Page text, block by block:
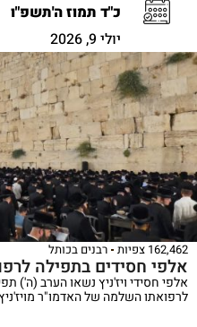
כ"ד תמוז ה'תשפ"ו
יולי 9, 2026
162,462 צפיות רבנים בכותל
אלפי חסידים בתפילה
אלפי חסידי ויז'ניץ נשאו הערב (ה')
לרפואתו השלמה של האדמו"ר